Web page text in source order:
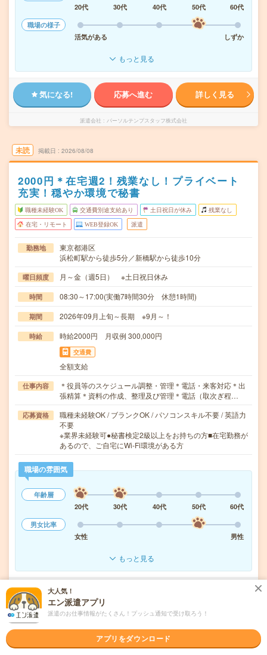
20代
30代 40代 50代
60代
職場の様子
活気がある
しずか
もっと見る
気になる! 応募へ進む 詳しく見る
派遣会社 パーソルテンプスタッフ株式会社
未読 掲載日 2026/08/08
2000円＊在宅週2！残業なし！プライベート
充実！穏やか環境で秘書
職種未経験OK 交通費別途支給あり 土日祝日が休み 残業なし
在宅・リモート WEB登録OK 派遣
勤務地
東京都港区
浜松町駅から徒歩5分／新橋駅から徒歩10分
曜日頻度 月～金（週5日） ※土日祝日休み
時間 08:30～17:00(実働7時間30分 休憩1時間)
期間 2026年09月上旬～長期 ※9月～！
時給 時給2000円 月収例 300,000円
交通費
全額支給
仕事内容
＊役員等のスケジュール調整・管理＊電話・来客対応＊出
張精算＊資料の作成、整理及び管理＊電話（取次ぎ程…
応募資格
職種未経験OK / ブランクOK / パソコンスキル不要 / 英語力
不要
※業界未経験可●秘書検定2級以上をお持ちの方■在宅勤務が
あるので、ご自宅にWi-Fi環境がある方
職場の雰囲気
年齢層
20代
30代 40代 50代
60代
男女比率
女性
男性
もっと見る
気になる!
未読 掲載日 2026/08/08
大人気！
エン派遣アプリ
派遣のお仕事情報がたくさん！プッシュ通知で受け取ろう！
アプリをダウンロード